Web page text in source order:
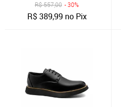
R$557,00 - 30%
R$389,99 no Pix